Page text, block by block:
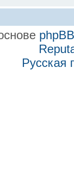
phpBB
Русская